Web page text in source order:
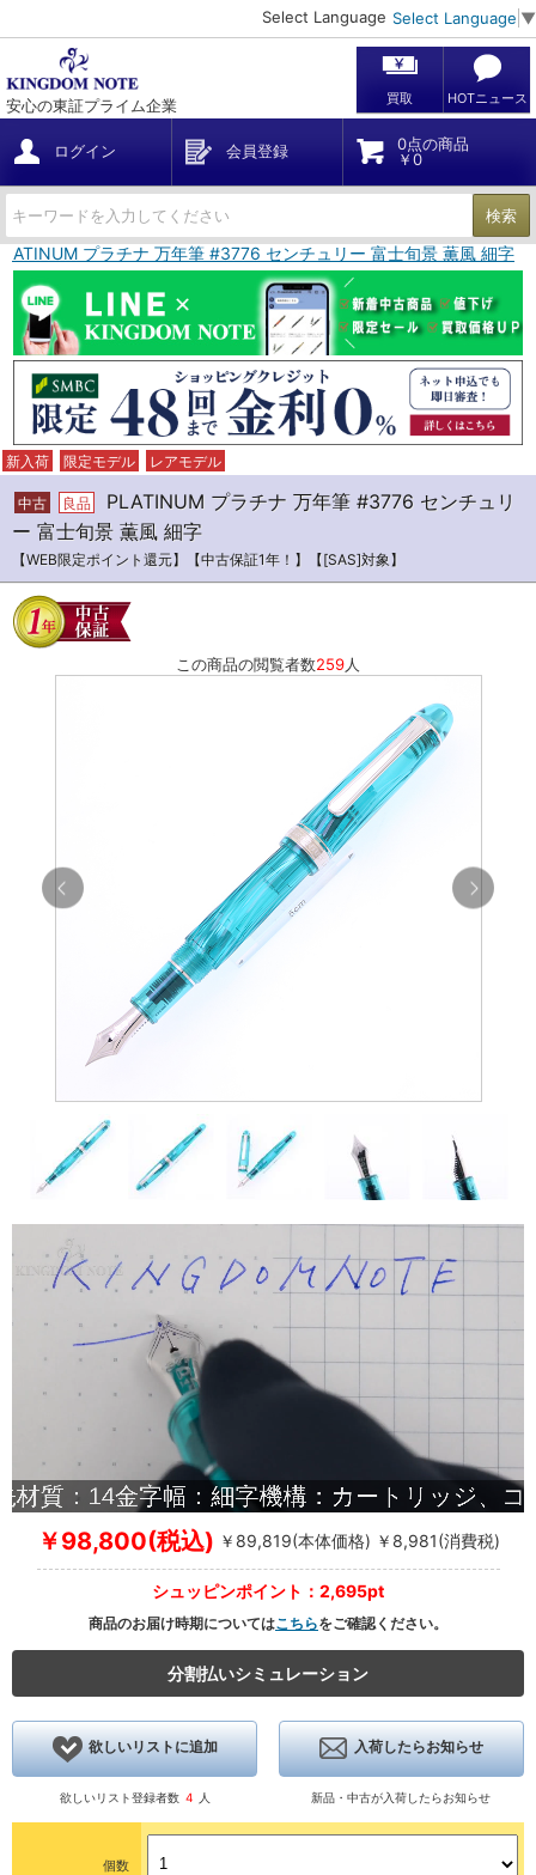
Select Language Select Language ▼
安心の東証プライム企業 買取 HOTニュース
ログイン 会員登録
0点の商品
￥0
検索
プラチナ 万年筆 #3776 センチュリー 富士旬景 薫風 細字
新入荷 限定モデル レアモデル
中古 良品
PLATINUM プラチナ 万年筆 #3776 センチュリ
ー 富士旬景 薫風 細字
【WEB限定ポイント還元】【中古保証1年！】【[SAS]対象】
この商品の閲覧者数259人
￥98,800(税込) ￥89,819(本体価格) ￥8,981(消費税)
シュッピンポイント：2,695pt
商品のお届け時期についてはこちらをご確認ください。
分割払いシミュレーション
欲しいリストに追加
欲しいリスト登録者数 4 人
入荷したらお知らせ
新品・中古が入荷したらお知らせ
個数